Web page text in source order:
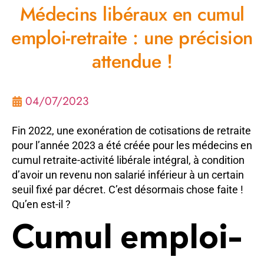
Médecins libéraux en cumul
emploi-retraite : une précision
attendue !
04/07/2023
Fin 2022, une exonération de cotisations de retraite
pour l’année 2023 a été créée pour les médecins en
cumul retraite-activité libérale intégral, à condition
d’avoir un revenu non salarié inférieur à un certain
seuil fixé par décret. C’est désormais chose faite !
Qu’en est-il ?
Cumul emploi-